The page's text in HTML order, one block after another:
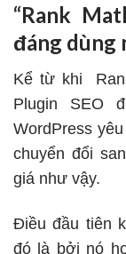
“Rank
đáng dùng
Kể từ khi
Plugin SEO
WordPress
chuyển đổi
giá như vậy.
Điều đầu tiên
đó là bởi nó